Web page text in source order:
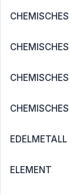
EDELMETALL
ELEMENT